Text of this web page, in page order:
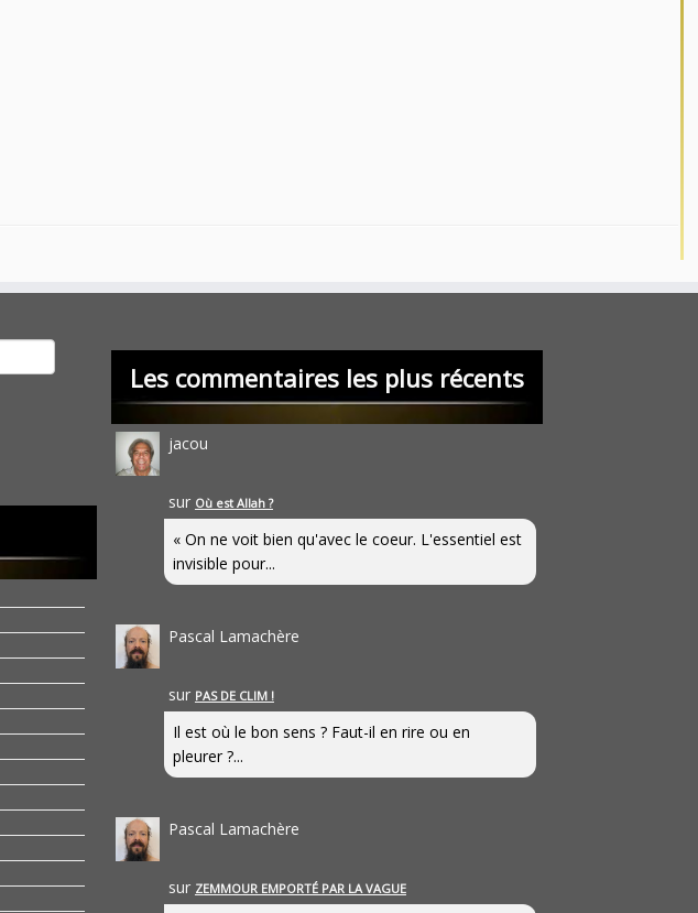
Les commentaires les plus récents
jacou
sur Où est Allah ?
« On ne voit bien qu'avec le coeur. L'essentiel est
invisible pour...
Pascal Lamachère
sur PAS DE CLIM !
Il est où le bon sens ? Faut-il en rire ou en
pleurer ?...
Pascal Lamachère
sur ZEMMOUR EMPORTÉ PAR LA VAGUE